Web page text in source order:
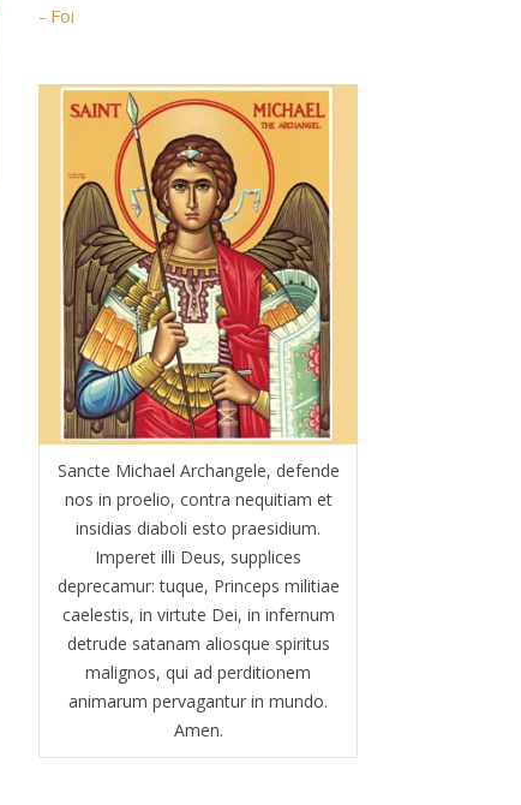
- Foi
Sancte Michael Archangele, defende
nos in proelio, contra nequitiam et
insidias diaboli esto praesidium.
Imperet illi Deus, supplices
deprecamur: tuque, Princeps militiae
caelestis, in virtute Dei, in infernum
detrude satanam aliosque spiritus
malignos, qui ad perditionem
animarum pervagantur in mundo.
Amen.